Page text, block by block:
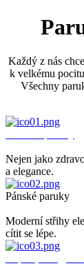
Každý z nás
k velkému
Všechny
Nejen jako
a elegance.
Pánské paruky
Moderní střihy
cítit se lépe.